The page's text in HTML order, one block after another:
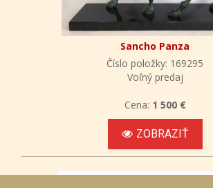
Sancho Panza
Číslo položky: 169295
Voľný predaj
Cena: 1 500 €
ZOBRAZIŤ